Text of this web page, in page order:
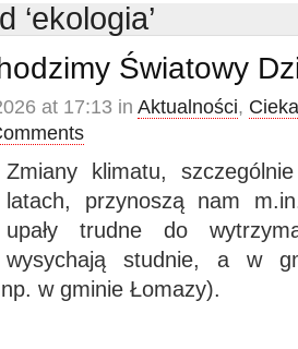
‘ekologia’
Światowy
at 17:13 in Aktualności,
Zmiany klimatu,
latach, przynoszą nam
upały trudne do
wysychają studnie, a w
w gminie Łomazy).